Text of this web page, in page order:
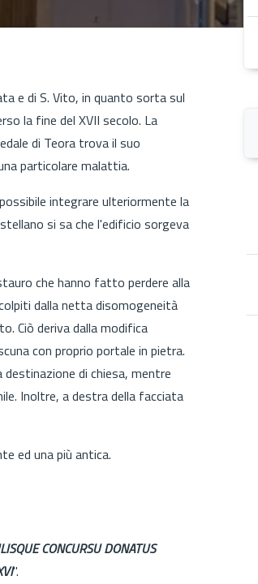
e di S. Vito, in quanto sorta sul
la fine del XVII secolo. La
di Teora trova il suo
particolare malattia.
integrare ulteriormente la
si sa che l'edificio sorgeva
che hanno fatto perdere alla
dalla netta disomogeneità
Ciò deriva dalla modifica
con proprio portale in pietra.
di chiesa, mentre
Inoltre, a destra della facciata
ed una più antica.
CONCURSU DONATUS
".